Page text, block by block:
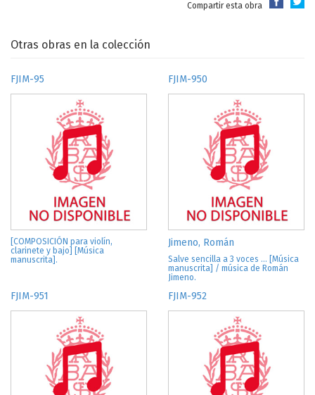
Compartir esta obra
Otras obras en la colección
FJIM-95
[COMPOSICIÓN para violín,
clarinete y bajo] [Música
manuscrita].
FJIM-950
Jimeno, Román
Salve sencilla a 3 voces ... [Música
manuscrita] / música de Román
Jimeno.
FJIM-951 FJIM-952